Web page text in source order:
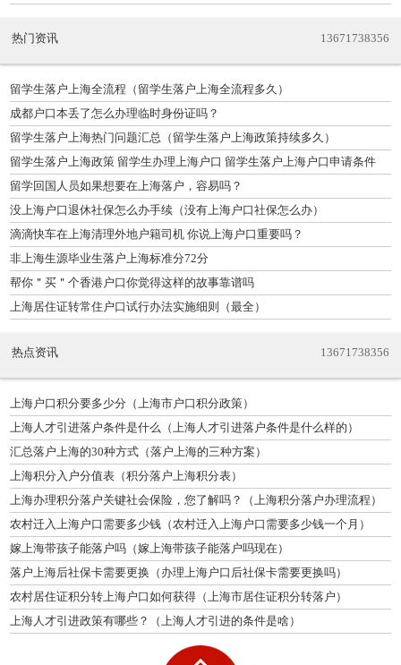
热门资讯 13671738356
留学生落户上海全流程（留学生落户上海全流程多久）
成都户口本丢了怎么办理临时身份证吗？
留学生落户上海热门问题汇总（留学生落户上海政策持续多久）
留学生落户上海政策 留学生办理上海户口 留学生落户上海户口申请条件
留学回国人员如果想要在上海落户，容易吗？
没上海户口退休社保怎么办手续（没有上海户口社保怎么办）
滴滴快车在上海清理外地户籍司机 你说上海户口重要吗？
非上海生源毕业生落户上海标准分72分
帮你＂买＂个香港户口你觉得这样的故事靠谱吗
上海居住证转常住户口试行办法实施细则（最全）
热点资讯 13671738356
上海户口积分要多少分（上海市户口积分政策）
上海人才引进落户条件是什么（上海人才引进落户条件是什么样的）
汇总落户上海的30种方式（落户上海的三种方案）
上海积分入户分值表（积分落户上海积分表）
上海办理积分落户关键社会保险，您了解吗？（上海积分落户办理流程）
农村迁入上海户口需要多少钱（农村迁入上海户口需要多少钱一个月）
嫁上海带孩子能落户吗（嫁上海带孩子能落户吗现在）
落户上海后社保卡需要更换（办理上海户口后社保卡需要更换吗）
农村居住证积分转上海户口如何获得（上海市居住证积分转落户）
上海人才引进政策有哪些？（上海人才引进的条件是啥）